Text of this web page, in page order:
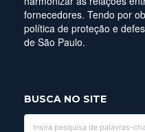
fornecedores. Tendo por
política de proteção e
de São Paulo.
BUSCA NO SITE